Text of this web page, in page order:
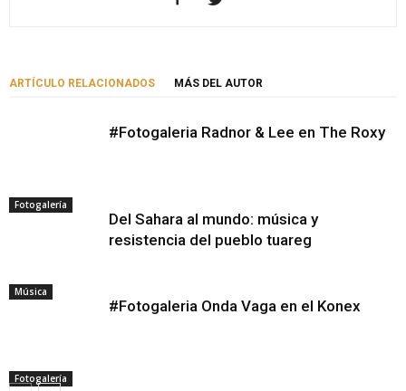
ARTÍCULO RELACIONADOS MÁS DEL AUTOR
Fotogalería
#Fotogaleria Radnor & Lee en The Roxy
Música
Del Sahara al mundo: música y
resistencia del pueblo tuareg
Fotogalería
#Fotogaleria Onda Vaga en el Konex